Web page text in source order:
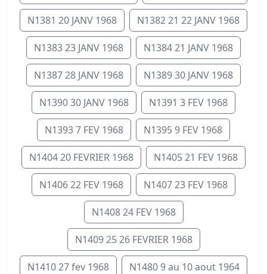
N1381 20 JANV 1968 N1382 21 22 JANV 1968
N1383 23 JANV 1968 N1384 21 JANV 1968
N1387 28 JANV 1968 N1389 30 JANV 1968
N1390 30 JANV 1968 N1391 3 FEV 1968
N1393 7 FEV 1968 N1395 9 FEV 1968
N1404 20 FEVRIER 1968 N1405 21 FEV 1968
N1406 22 FEV 1968 N1407 23 FEV 1968
N1408 24 FEV 1968
N1409 25 26 FEVRIER 1968
N1410 27 fev 1968 N1480 9 au 10 aout 1964